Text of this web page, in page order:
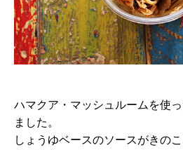
ハマクア・マッシュルームを使
ました。
しょうゆベースのソースがきの